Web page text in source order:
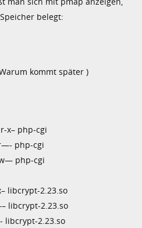
belegt:
kommt später )
x– php-cgi
php-cgi
php-cgi
libcrypt-2.23.so
libcrypt-2.23.so
2.23.so